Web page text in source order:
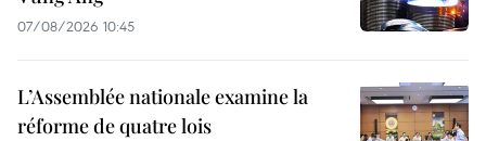
07/08/2026 10:45
L’Assemblée nationale examine la
réforme de quatre lois